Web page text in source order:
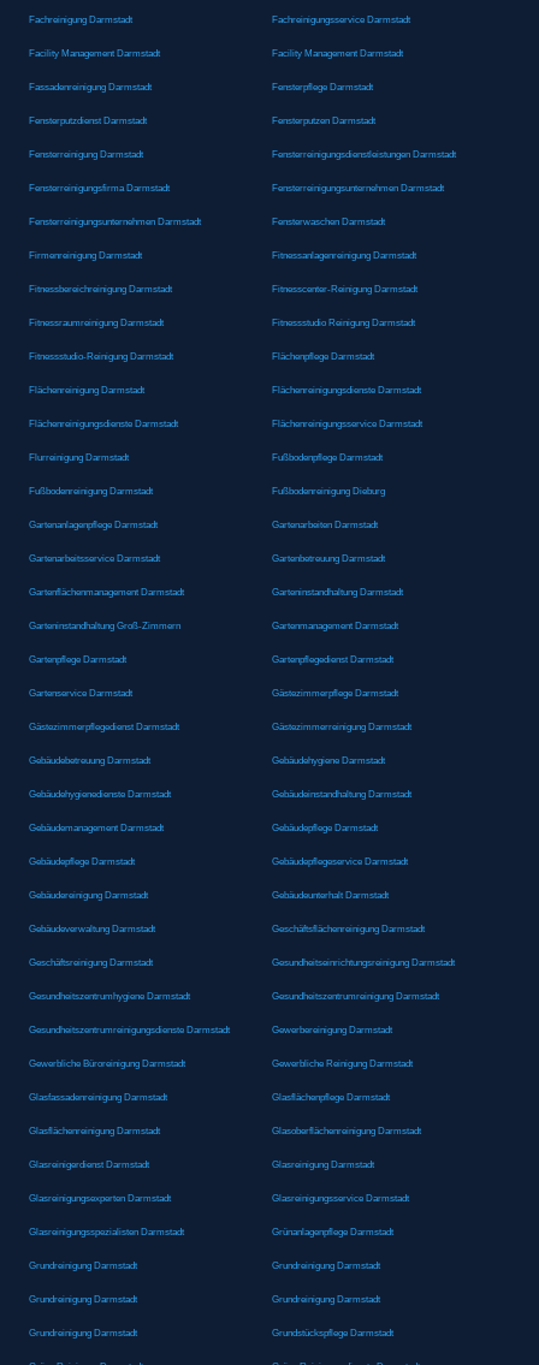
Fachreinigung Darmstadt Fachreinigungsservice Darmstadt
Facility Management Darmstadt Facility Management Darmstadt
Fassadenreinigung Darmstadt Fensterpflege Darmstadt
Fensterputzdienst Darmstadt Fensterputzen Darmstadt
Fensterreinigung Darmstadt Fensterreinigungsdienstleistungen Darmstadt
Fensterreinigungsfirma Darmstadt Fensterreinigungsunternehmen Darmstadt
Fensterreinigungsunternehmen Darmstadt Fensterwaschen Darmstadt
Firmenreinigung Darmstadt Fitnessanlagenreinigung Darmstadt
Fitnessbereichreinigung Darmstadt Fitnesscenter-Reinigung Darmstadt
Fitnessraumreinigung Darmstadt Fitnessstudio Reinigung Darmstadt
Fitnessstudio-Reinigung Darmstadt Flächenpflege Darmstadt
Flächenreinigung Darmstadt Flächenreinigungsdienste Darmstadt
Flächenreinigungsdienste Darmstadt Flächenreinigungsservice Darmstadt
Flurreinigung Darmstadt Fußbodenpflege Darmstadt
Fußbodenreinigung Darmstadt Fußbodenreinigung Dieburg
Gartenanlagenpflege Darmstadt Gartenarbeiten Darmstadt
Gartenarbeitsservice Darmstadt Gartenbetreuung Darmstadt
Gartenflächenmanagement Darmstadt Garteninstandhaltung Darmstadt
Garteninstandhaltung Groß-Zimmern Gartenmanagement Darmstadt
Gartenpflege Darmstadt Gartenpflegedienst Darmstadt
Gartenservice Darmstadt Gästezimmerpflege Darmstadt
Gästezimmerpflegedienst Darmstadt Gästezimmerreinigung Darmstadt
Gebäudebetreuung Darmstadt Gebäudehygiene Darmstadt
Gebäudehygienedienste Darmstadt Gebäudeinstandhaltung Darmstadt
Gebäudemanagement Darmstadt Gebäudepflege Darmstadt
Gebäudepflege Darmstadt Gebäudepflegeservice Darmstadt
Gebäudereinigung Darmstadt Gebäudeunterhalt Darmstadt
Gebäudeverwaltung Darmstadt Geschäftsflächenreinigung Darmstadt
Geschäftsreinigung Darmstadt Gesundheitseinrichtungsreinigung Darmstadt
Gesundheitszentrumhygiene Darmstadt Gesundheitszentrumreinigung Darmstadt
Gesundheitszentrumreinigungsdienste Darmstadt Gewerbereinigung Darmstadt
Gewerbliche Büroreinigung Darmstadt Gewerbliche Reinigung Darmstadt
Glasfassadenreinigung Darmstadt Glasflächenpflege Darmstadt
Glasflächenreinigung Darmstadt Glasoberflächenreinigung Darmstadt
Glasreinigerdienst Darmstadt Glasreinigung Darmstadt
Glasreinigungsexperten Darmstadt Glasreinigungsservice Darmstadt
Glasreinigungsspezialisten Darmstadt Grünanlagenpflege Darmstadt
Grundreinigung Darmstadt Grundreinigung Darmstadt
Grundreinigung Darmstadt Grundreinigung Darmstadt
Grundreinigung Darmstadt Grundstückspflege Darmstadt